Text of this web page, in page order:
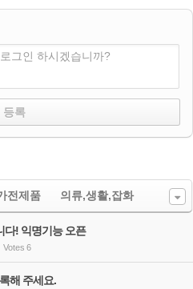
그인 하시겠습니까?
전제품 의류,생활,잡화
다! 익명기능 오픈
Votes 6
해 주세요.